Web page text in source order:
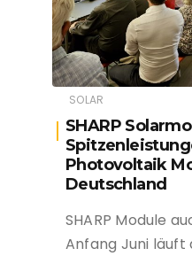
SOLAR
SHARP
Photovoltaik
Deutschland
SHARP Module
Anfang Juni läuft